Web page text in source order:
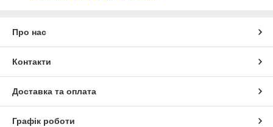
Про нас
Контакти
Доставка та оплата
Графік роботи